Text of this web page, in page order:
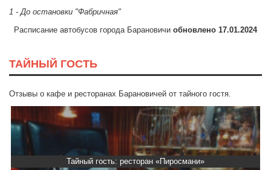
1 - До остановки "Фабричная"
Расписание автобусов города Барановичи обновлено 17.01.2024
ТАЙНЫЙ ГОСТЬ
Отзывы о кафе и ресторанах Барановичей от тайного гостя.
Тайный гость: ресторан «Пиросмани»